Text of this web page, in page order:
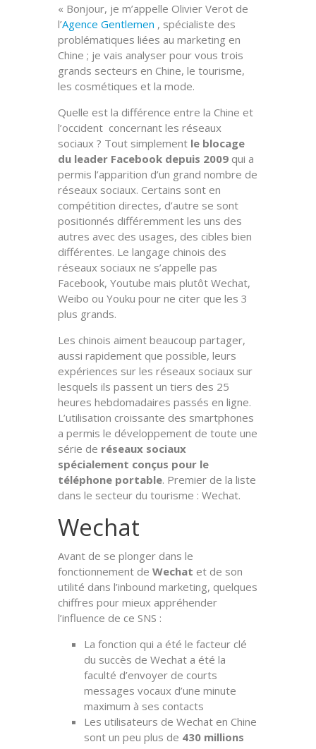
« Bonjour, je m’appelle Olivier Verot de
l’Agence Gentlemen , spécialiste des
problématiques liées au marketing en
Chine ; je vais analyser pour vous trois
grands secteurs en Chine, le tourisme,
les cosmétiques et la mode.
Quelle est la différence entre la Chine et
l’occident concernant les réseaux
sociaux ? Tout simplement le blocage
du leader Facebook depuis 2009qui a
permis l’apparition d’un grand nombre de
réseaux sociaux. Certains sont en
compétition directes, d’autre se sont
positionnés différemment les uns des
autres avec des usages, des cibles bien
différentes. Le langage chinois des
réseaux sociaux ne s’appelle pas
Facebook, Youtube mais plutôt Wechat,
Weibo ou Youku pour ne citer que les 3
plus grands.
Les chinois aiment beaucoup partager,
aussi rapidement que possible, leurs
expériences sur les réseaux sociaux sur
lesquels ils passent un tiers des 25
heures hebdomadaires passés en ligne.
L’utilisation croissante des smartphones
a permis le développement de toute une
série de réseaux sociaux
spécialement conçus pour le
téléphone portable. Premier de la liste
dans le secteur du tourisme : Wechat.
Wechat
Avant de se plonger dans le
fonctionnement de Wechat et de son
utilité dans l’inbound marketing, quelques
chiffres pour mieux appréhender
l’influence de ce SNS :
La fonction qui a été le facteur clé
du succès de Wechat a été la
faculté d’envoyer de courts
messages vocaux d’une minute
maximum à ses contacts
Les utilisateurs de Wechat en Chine
sont un peu plus de 430 millions